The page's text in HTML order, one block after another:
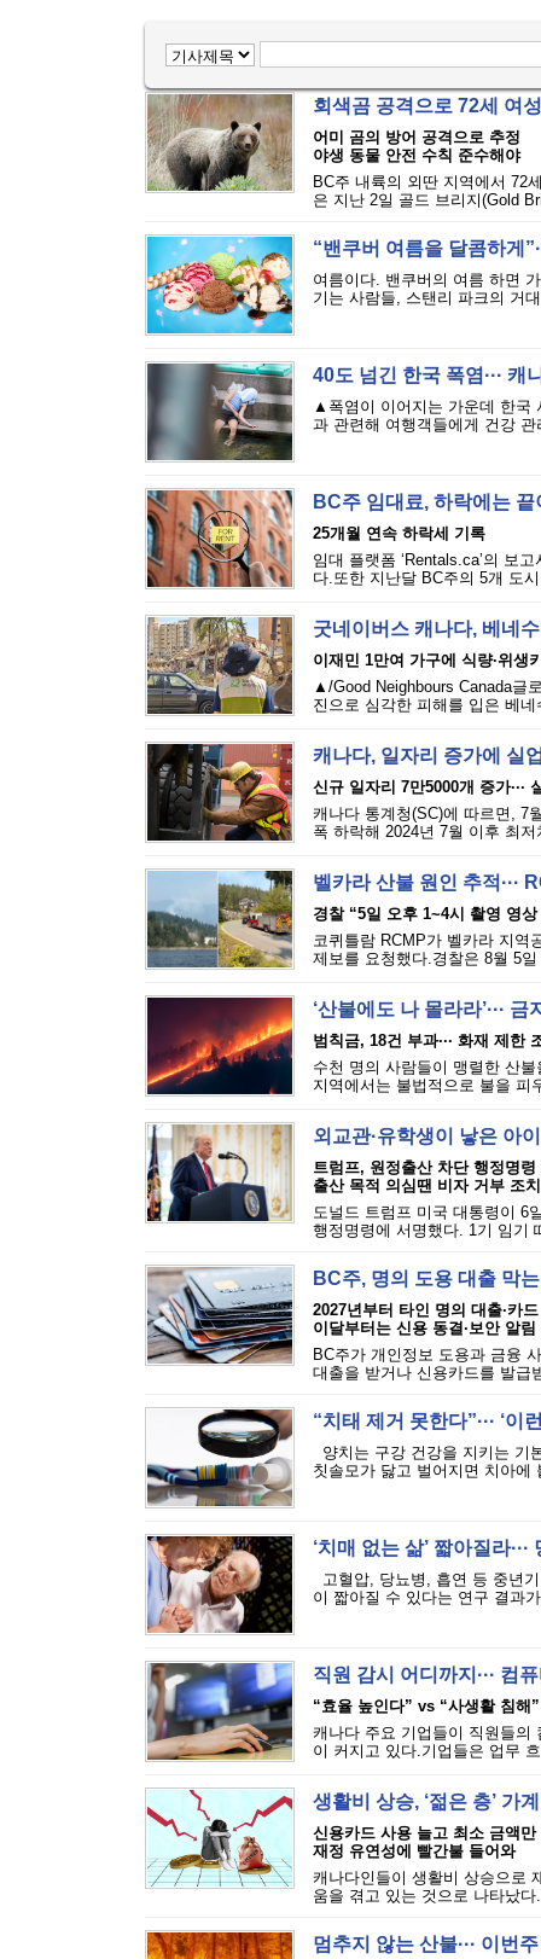
회색곰 공격으로 72세 여
어미 곰의 방어 공격으로 추정
야생 동물 안전 수칙 준수해야
BC주 내륙의 외딴 지역에서 72
은 지난 2일 골드 브리지(Gold
“밴쿠버 여름을 달콤하게
여름이다. 밴쿠버의 여름 하면
기는 사람들, 스탠리 파크의 거
40도 넘긴 한국 폭염···
▲폭염이 이어지는 가운데 한국
과 관련해 여행객들에게 건강
BC주 임대료, 하락에는
25개월 연속 하락세 기록
임대 플랫폼 ‘Rentals.ca’의 보
다.또한 지난달 BC주의 5개 도
굿네이버스 캐나다, 베네
이재민 1만여 가구에 식량·위생
▲/Good Neighbours Canada글
진으로 심각한 피해를 입은 베
캐나다, 일자리 증가에 실
신규 일자리 7만5000개 증가···
캐나다 통계청(SC)에 따르면, 7
폭 하락해 2024년 7월 이후 최
벨카라 산불 원인 추적···
경찰 “5일 오후 1~4시 촬영 영상
코퀴틀람 RCMP가 벨카라 지역
제보를 요청했다.경찰은 8월 5
‘산불에도 나 몰라라’···
범칙금, 18건 부과··· 화재 제한
수천 명의 사람들이 맹렬한 산
지역에서는 불법적으로 불을 피
외교관·유학생이 낳은 아
트럼프, 원정출산 차단 행정명령
출산 목적 의심땐 비자 거부 조치
도널드 트럼프 미국 대통령이 6
행정명령에 서명했다. 1기 임기
BC주, 명의 도용 대출 막
2027년부터 타인 명의 대출·카
이달부터는 신용 동결·보안 알
BC주가 개인정보 도용과 금융
대출을 받거나 신용카드를 발급
“치태 제거 못한다”··· ‘
양치는 구강 건강을 지키는 기
칫솔모가 닳고 벌어지면 치아에
‘치매 없는 삶’ 짧아질라
고혈압, 당뇨병, 흡연 등 중년
이 짧아질 수 있다는 연구 결과
직원 감시 어디까지··· 컴
“효율 높인다” vs “사생활 침해”
캐나다 주요 기업들이 직원들의
이 커지고 있다.기업들은 업무
생활비 상승, ‘젊은 층’ 가
신용카드 사용 늘고 최소 금액만
재정 유연성에 빨간불 들어와
캐나다인들이 생활비 상승으로
움을 겪고 있는 것으로 나타났
멈추지 않는 산불··· 이번